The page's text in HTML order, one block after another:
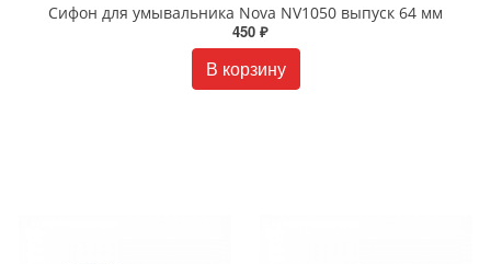
Сифон для умывальника Nova NV1050 выпуск 64 мм
450 ₽
В корзину